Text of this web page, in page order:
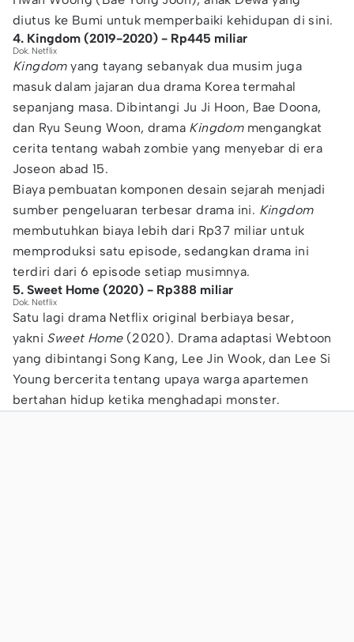
diutus ke Bumi untuk memperbaiki kehidupan di sini.
4. Kingdom (2019-2020) - Rp445 miliar
Dok. Netflix
Kingdomyang tayang sebanyak dua musim juga
masuk dalam jajaran dua drama Korea termahal
sepanjang masa. Dibintangi Ju Ji Hoon, Bae Doona,
dan Ryu Seung Woon, drama Kingdom mengangkat
cerita tentang wabah zombie yang menyebar di era
Joseon abad 15.
Biaya pembuatan komponen desain sejarah menjadi
sumber pengeluaran terbesar drama ini. Kingdom
membutuhkan biaya lebih dari Rp37 miliar untuk
memproduksi satu episode, sedangkan drama ini
terdiri dari 6 episode setiap musimnya.
5. Sweet Home (2020) - Rp388 miliar
Dok. Netflix
Satu lagi drama Netflix original berbiaya besar,
yakni Sweet Home (2020). Drama adaptasi Webtoon
yang dibintangi Song Kang, Lee Jin Wook, dan Lee Si
Young bercerita tentang upaya warga apartemen
bertahan hidup ketika menghadapi monster.